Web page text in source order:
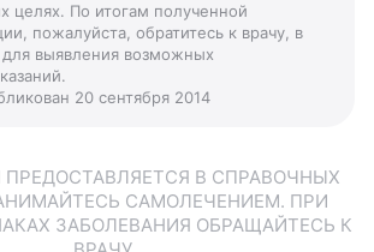
целях. По итогам полученной
пожалуйста, обратитесь к врачу, в
выявления возможных
20 сентября 2014
В СПРАВОЧНЫХ
САМОЛЕЧЕНИЕМ. ПРИ
ЗАБОЛЕВАНИЯ ОБРАЩАЙТЕСЬ К